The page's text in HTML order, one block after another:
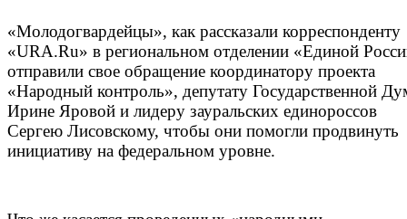
«Молодогвардейцы», как рассказали корреспонденту
«URA.Ru» в региональном отделении «Единой
отправили свое обращение координатору проекта
«Народный контроль», депутату Государственной
Ирине Яровой и лидеру зауральских единороссов
Сергею Лисовскому, чтобы они помогли продвинуть
инициативу на федеральном уровне.